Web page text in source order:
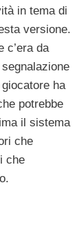
in tema di
versione.
c’era da
ha
potrebbe
il sistema
che
che